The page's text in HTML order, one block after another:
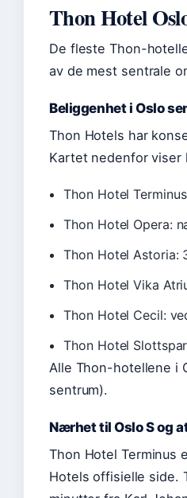
Thon Hotel
De fleste Thon-
av de mest sentrale
Beliggenhet i Oslo
Thon Hotels har
Kartet nedenfor
Thon Hotel
Thon Hotel Opera:
Thon Hotel Astoria:
Thon Hotel Vika
Thon Hotel Cecil:
Thon Hotel
Alle Thon-hotellene i
sentrum).
Nærhet til Oslo S og
Thon Hotel Terminus
Hotels offisielle side.